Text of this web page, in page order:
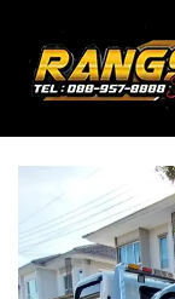
content
รถยก168 รถสไลด์รั